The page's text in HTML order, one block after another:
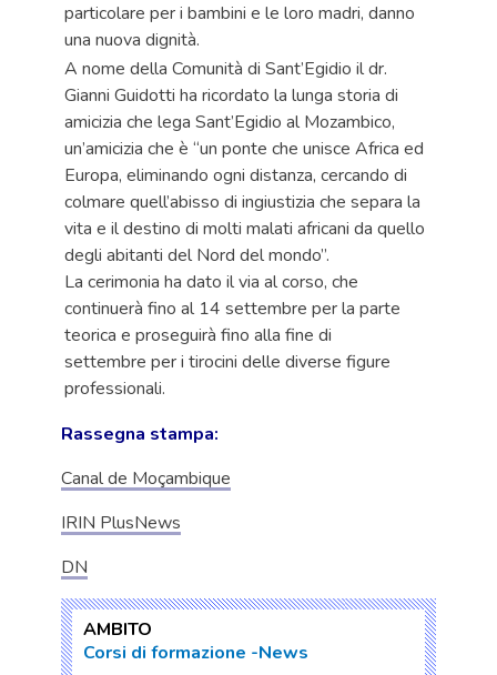
particolare per i bambini e le loro madri, danno
una nuova dignità.
A nome della Comunità di Sant’Egidio il dr.
Gianni Guidotti ha ricordato la lunga storia di
amicizia che lega Sant’Egidio al Mozambico,
un’amicizia che è “un ponte che unisce Africa ed
Europa, eliminando ogni distanza, cercando di
colmare quell’abisso di ingiustizia che separa la
vita e il destino di molti malati africani da quello
degli abitanti del Nord del mondo”.
La cerimonia ha dato il via al corso, che
continuerà fino al 14 settembre per la parte
teorica e proseguirà fino alla fine di
settembre per i tirocini delle diverse figure
professionali.
Rassegna stampa:
Canal de Moçambique
IRIN PlusNews
DN
AMBITO
Corsi di formazione News